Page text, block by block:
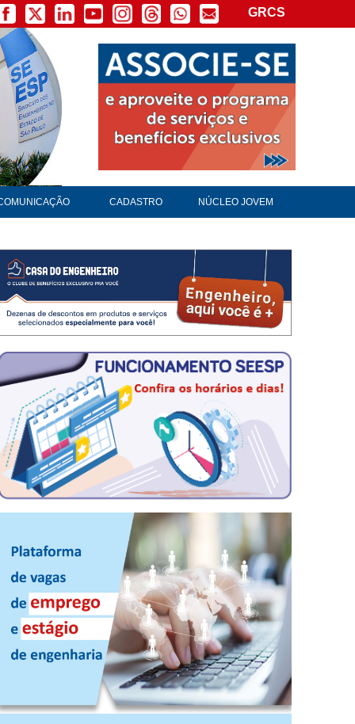
GRCS
CADASTRO NÚCLEO JOVEM